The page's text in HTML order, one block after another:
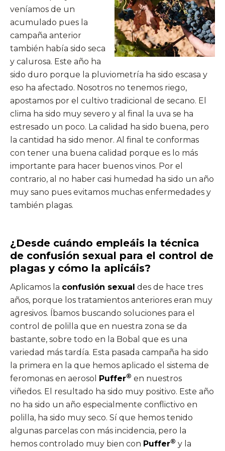
veníamos de un
acumulado pues la
campaña anterior
también había sido seca
y calurosa. Este año ha
sido duro porque la pluviometría ha sido escasa y
eso ha afectado. Nosotros no tenemos riego,
apostamos por el cultivo tradicional de secano. El
clima ha sido muy severo y al final la uva se ha
estresado un poco. La calidad ha sido buena, pero
la cantidad ha sido menor. Al final te conformas
con tener una buena calidad porque es lo más
importante para hacer buenos vinos. Por el
contrario, al no haber casi humedad ha sido un año
muy sano pues evitamos muchas enfermedades y
también plagas.
¿Desde cuándo empleáis la técnica
de confusión sexual para el control de
plagas y cómo la aplicáis?
Aplicamos la confusión sexual des de hace tres
años, porque los tratamientos anteriores eran muy
agresivos. Íbamos buscando soluciones para el
control de polilla que en nuestra zona se da
bastante, sobre todo en la Bobal que es una
variedad más tardía. Esta pasada campaña ha sido
la primera en la que hemos aplicado el sistema de
feromonas en aerosol Puffer® en nuestros
viñedos. El resultado ha sido muy positivo. Este año
no ha sido un año especialmente conflictivo en
polilla, ha sido muy seco. Sí que hemos tenido
algunas parcelas con más incidencia, pero la
hemos controlado muy bien con Puffer® y la